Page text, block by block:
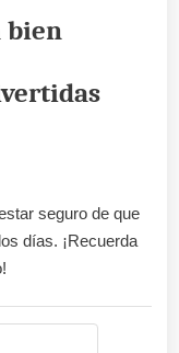
bien
seguro de que
días. ¡Recuerda